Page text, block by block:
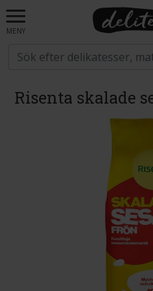
MENY
Risenta skalade